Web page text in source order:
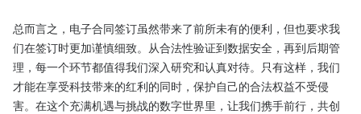
总而言之，电子合同签订虽然带来了前所未有的便利，但也要求我
们在签订时更加谨慎细致。从合法性验证到数据安全，再到后期管
理，每一个环节都值得我们深入研究和认真对待。只有这样，我们
才能在享受科技带来的红利的同时，保护自己的合法权益不受侵
害。在这个充满机遇与挑战的数字世界里，让我们携手前行，共创